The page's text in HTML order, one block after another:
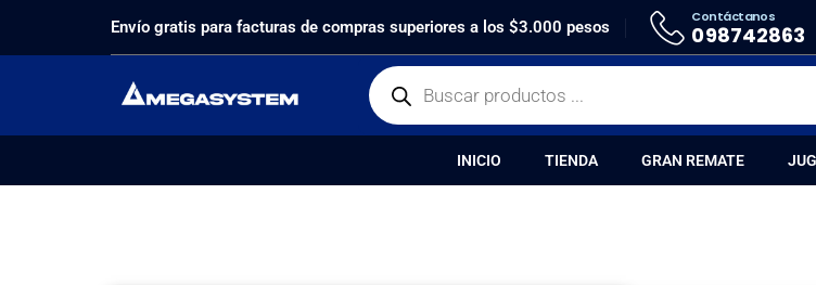
Envío gratis para facturas de compras superiores a los $3.000 pesos
Contáctanos
098742863
INICIO TIENDA GRAN REMATE
PRODUCTOSAUDIO/IMAGEN, ILUMINACIÓN, LINTERNA ARO LUZ LED 26CM CON SOPORTE + TRÍPODE